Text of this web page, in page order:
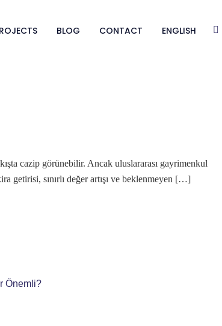
BLOG CONTACT ENGLISH
cazip görünebilir. Ancak uluslararası gayrimenkul
getirisi, sınırlı değer artışı ve beklenmeyen […]